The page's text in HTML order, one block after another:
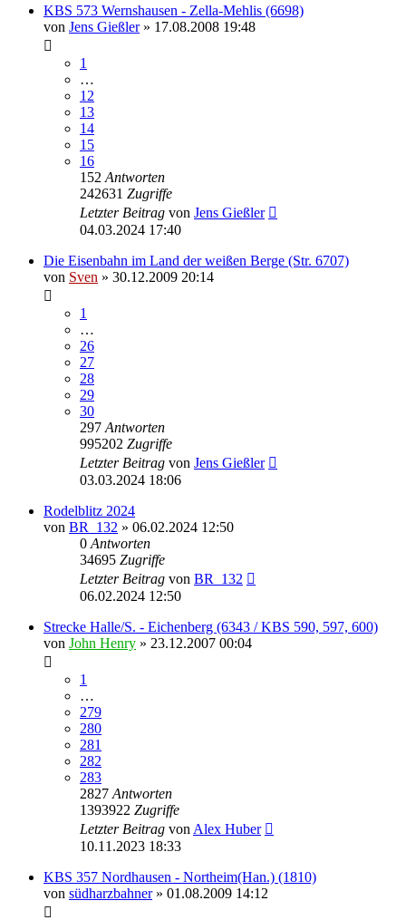
KBS 573 Wernshausen - Zella-Mehlis (6698)
von Jens Gießler» 17.08.2008 19:48
1
…
12
13
14
15
16
152 Antworten
242631 Zugriffe
Letzter Beitrag von Jens Gießler
04.03.2024 17:40
Die Eisenbahn im Land der weißen Berge (Str. 6707)
von Sven » 30.12.2009 20:14
1
…
26
27
28
29
30
297 Antworten
995202 Zugriffe
Letzter Beitrag von Jens Gießler
03.03.2024 18:06
Rodelblitz 2024
von BR_132 » 06.02.2024 12:50
0 Antworten
34695 Zugriffe
Letzter Beitrag von BR_132
06.02.2024 12:50
Strecke Halle/S. - Eichenberg (6343 / KBS 590, 597, 600)
von John Henry » 23.12.2007 00:04
1
…
279
280
281
282
283
2827 Antworten
1393922 Zugriffe
Letzter Beitrag von Alex Huber
10.11.2023 18:33
KBS 357 Nordhausen - Northeim(Han.) (1810)
von südharzbahner» 01.08.2009 14:12